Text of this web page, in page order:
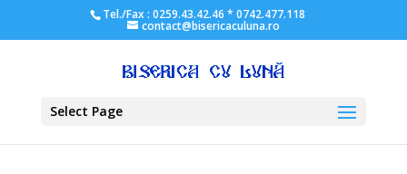
Tel./Fax : 0259.43.42.46 * 0742.477.118
contact@bisericaculuna.ro
Select Page